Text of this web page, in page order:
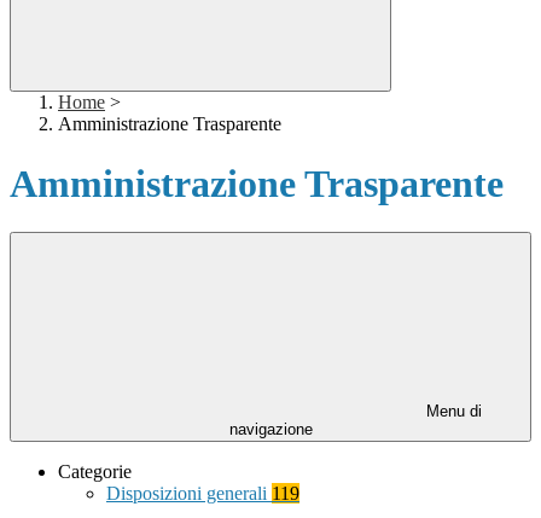
Home >
Amministrazione Trasparente
Amministrazione Trasparente
Menu di
navigazione
Categorie
Disposizioni generali 119